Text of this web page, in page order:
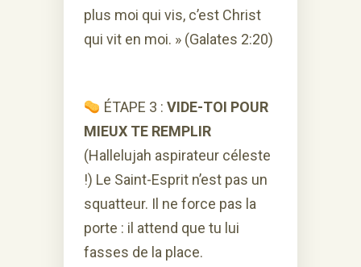
plus moi qui vis, c’est Christ
qui vit en moi. » (Galates 2:20)
ÉTAPE 3 : VIDE-TOI POUR
MIEUX TE REMPLIR
(Hallelujah aspirateur céleste
!) Le Saint-Esprit n’est pas un
squatteur. Il ne force pas la
porte : il attend que tu lui
fasses de la place.